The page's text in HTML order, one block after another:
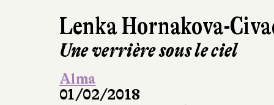
Lenka Hornakova-
Une verrière sous le ciel
Alma
01/02/2018